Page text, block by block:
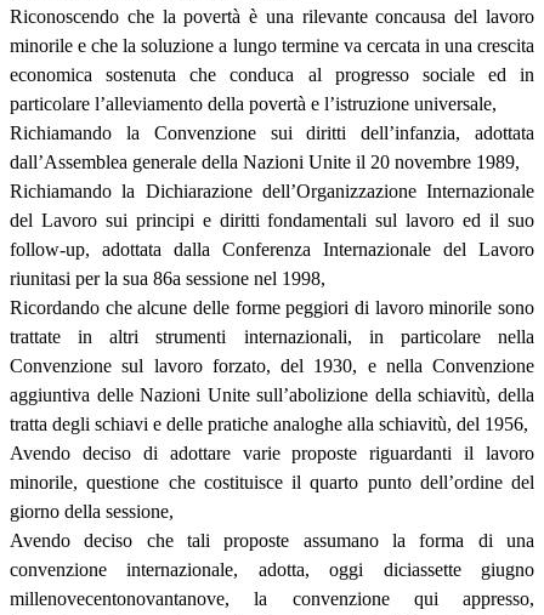
Riconoscendo che la povertà è una rilevante concausa del lavoro
minorile e che la soluzione a lungo termine va cercata in una crescita
economica sostenuta che conduca al progresso sociale ed in
particolare l’alleviamento della povertà e l’istruzione universale,
Richiamando la Convenzione sui diritti dell’infanzia, adottata
dall’Assemblea generale della Nazioni Unite il 20 novembre 1989,
Richiamando la Dichiarazione dell’Organizzazione Internazionale
del Lavoro sui principi e diritti fondamentali sul lavoro ed il suo
follow-up, adottata dalla Conferenza Internazionale del Lavoro
riunitasi per la sua 86a sessione nel 1998,
Ricordando che alcune delle forme peggiori di lavoro minorile sono
trattate in altri strumenti internazionali, in particolare nella
Convenzione sul lavoro forzato, del 1930, e nella Convenzione
aggiuntiva delle Nazioni Unite sull’abolizione della schiavitù, della
tratta degli schiavi e delle pratiche analoghe alla schiavitù, del 1956,
Avendo deciso di adottare varie proposte riguardanti il lavoro
minorile, questione che costituisce il quarto punto dell’ordine del
giorno della sessione,
Avendo deciso che tali proposte assumano la forma di una
convenzione internazionale, adotta, oggi diciassette giugno
millenovecentonovantanove, la convenzione qui appresso,